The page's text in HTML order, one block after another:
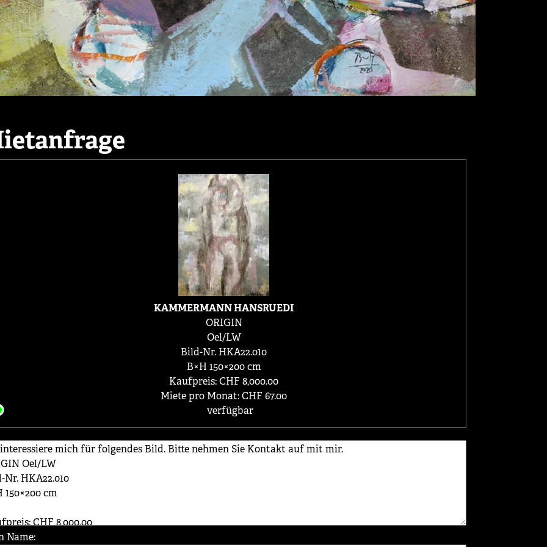
KAMMERMANN HANSRUEDI
ORIGIN
Oel/LW
Bild-Nr. HKA22.010
B×H 150×200 cm
Kaufpreis: CHF 8,000.00
Miete pro Monat: CHF 67.00
verfügbar
Name: